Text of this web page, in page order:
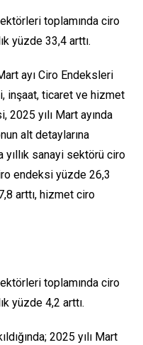
toplamında ciro
yüzde 33,4 arttı.
ayı Ciro Endeksleri
inşaat, ticaret ve hizmet
yılı Mart ayında
alt detaylarına
yıllık sanayi sektörü ciro
endeksi yüzde 26,3
arttı, hizmet ciro
toplamında ciro
yüzde 4,2 arttı.
2025 yılı Mart